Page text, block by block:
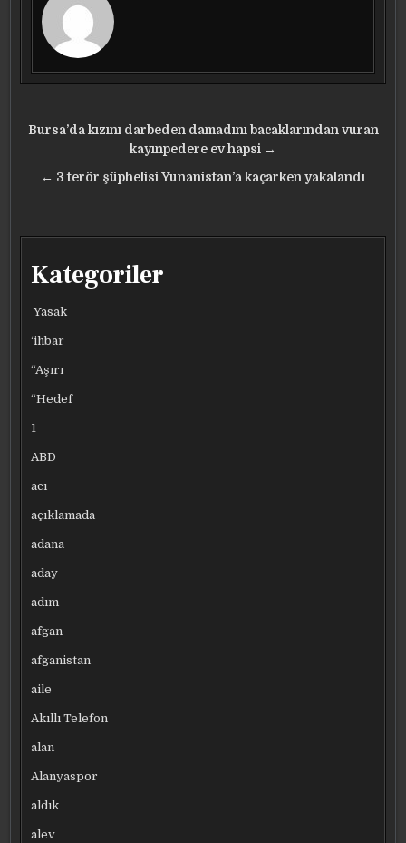
Yazı
gezinmesi
Bursa’da kızını darbeden damadını bacaklarından vuran
kayınpedere ev hapsi →
← 3 terör şüphelisi Yunanistan’a kaçarken yakalandı
Kategoriler
Yasak
‘ihbar
“Aşırı
“Hedef
1
ABD
acı
açıklamada
adana
aday
adım
afgan
afganistan
aile
Akıllı Telefon
alan
Alanyaspor
aldık
alev